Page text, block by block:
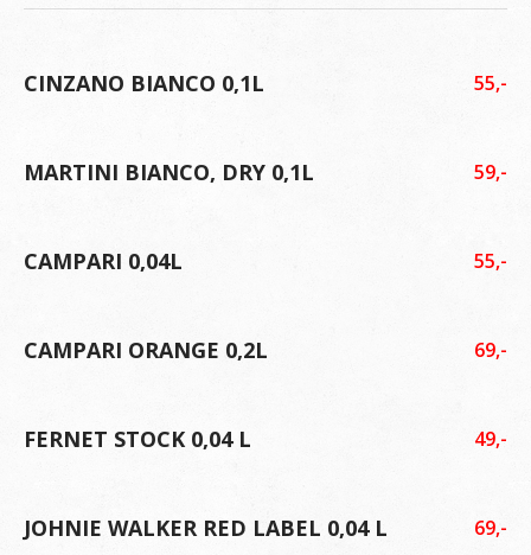
CINZANO BIANCO 0,1L 55,-
MARTINI BIANCO, DRY 0,1L 59,-
CAMPARI 0,04L 55,-
CAMPARI ORANGE 0,2L 69,-
FERNET STOCK 0,04 L 49,-
JOHNIE WALKER RED LABEL 0,04 L 69,-